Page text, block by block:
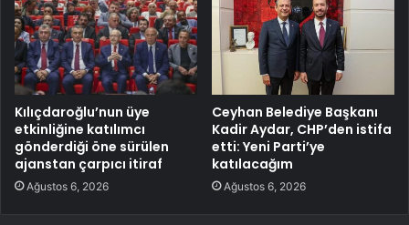
Kılıçdaroğlu’nun üye
etkinliğine katılımcı
gönderdiği öne sürülen
ajanstan çarpıcı itiraf
Ağustos 6, 2026
Ceyhan Belediye Başkanı
Kadir Aydar, CHP’den istifa
etti: Yeni Parti’ye
katılacağım
Ağustos 6, 2026